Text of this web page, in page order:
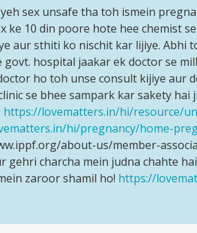
aeffy
sex unsafe tha toh ismein
ke 10 din poore hote hee chemist
aur sthiti ko nischit kar lijiye. Abhi
govt. hospital jaakar ek doctor se
ho toh unse consult kijiye aur
se bhee sampark kar sakety
https://lovematters.in/hi/resource/
hi/pregnancy/home-
about-us/member-
gehri charcha mein judna chahte
zaroor shamil ho! https://